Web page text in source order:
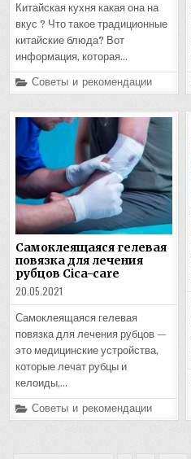
Китайская кухня какая она на
вкус ? Что такое традиционные
китайские блюда? Вот
информация, которая…
Posted
in
Советы и рекомендации
Самоклеящаяся гелевая
повязка для лечения
рубцов Cica-care
20.05.2021
Самоклеящаяся гелевая
повязка для лечения рубцов —
это медицинские устройства,
которые лечат рубцы и
келоиды,…
Posted
in
Советы и рекомендации